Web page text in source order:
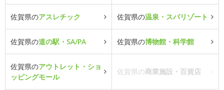
佐賀県のアスレチック 佐賀県の温泉・スパリゾート
佐賀県の道の駅・SA/PA 佐賀県の博物館・科学館
佐賀県のアウトレット・ショ
ッピングモール
佐賀県の商業施設・百貨店